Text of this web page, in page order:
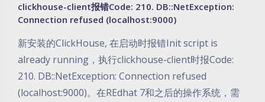
clickhouse-client报错Code: 210. DB::NetException:
Connection refused (localhost:9000)
新安装的ClickHouse, 在启动时报错Init script is
already running，执行clickhouse-client时报Code:
210. DB::NetException: Connection refused
(localhost:9000)。在REdhat 7和之后的操作系统，需